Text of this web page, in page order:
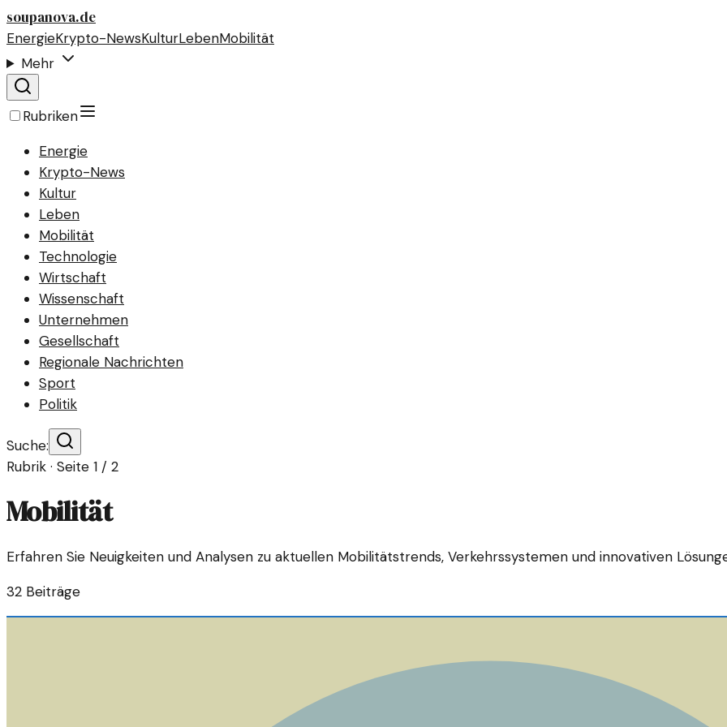
soupanova.de
EnergieKrypto-NewsKulturLebenMobilität
Mehr
Rubriken
Energie
Krypto-News
Kultur
Leben
Mobilität
Technologie
Wirtschaft
Wissenschaft
Unternehmen
Gesellschaft
Regionale Nachrichten
Sport
Politik
Suche:
Rubrik · Seite 1 / 2
Mobilität
Erfahren Sie Neuigkeiten und Analysen zu aktuellen Mobilitätstrends, Verkehrssystemen und innovativen
32 Beiträge